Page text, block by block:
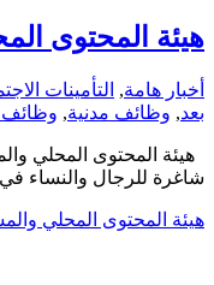
هيئة المحتوى المحلي
أخبار هامة, التأمينات
بعد, وظائف مدنية, وظائف
شاغرة للرجال والنساء
هيئة المحتوى المحلي والمشتريات الحكومية